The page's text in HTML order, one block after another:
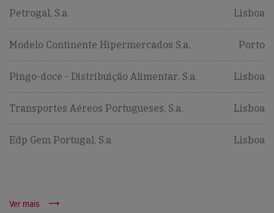
Petrogal, S.a. Lisboa
Modelo Continente Hipermercados S.a. Porto
Pingo-doce - Distribuição Alimentar, S.a. Lisboa
Transportes Aéreos Portugueses, S.a. Lisboa
Edp Gem Portugal, S.a Lisboa
Ver mais